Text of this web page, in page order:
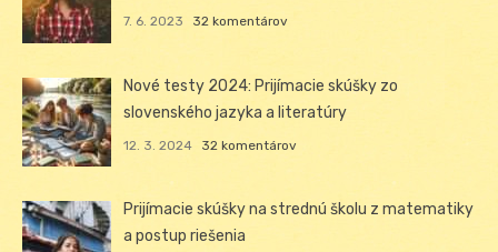
7. 6. 2023 32 komentárov
Nové testy 2024: Prijímacie skúšky zo
slovenského jazyka a literatúry
12. 3. 2024 32 komentárov
Prijímacie skúšky na strednú školu z matematiky
a postup riešenia